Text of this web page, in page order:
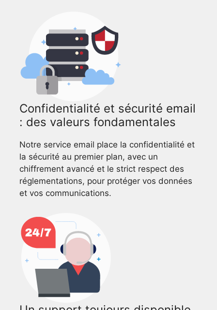
Confidentialité et sécurité email
: des valeurs fondamentales
Notre service email place la confidentialité et
la sécurité au premier plan, avec un
chiffrement avancé et le strict respect des
réglementations, pour protéger vos données
et vos communications.